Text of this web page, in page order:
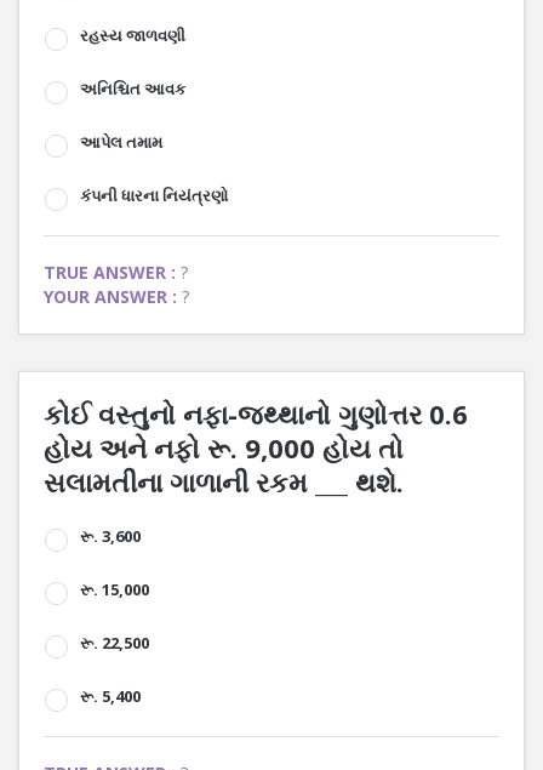
રહસ્ય જાળવણી
અનિશ્ચિત આવક
આપેલ તમામ
કંપની ધારના નિયંત્રણો
TRUE ANSWER : ?
YOUR ANSWER : ?
કોઈ વસ્તુનો નફા-જથ્થાનો ગુણોત્તર 0.6
હોય અને નફો રૂ. 9,000 હોય તો
સલામતીના ગાળાની રકમ ___ થશે.
રૂ. 3,600
રૂ. 15,000
રૂ. 22,500
રૂ. 5,400